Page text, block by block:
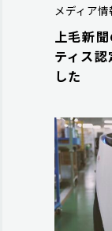
メディア情
上毛新
ティス
した